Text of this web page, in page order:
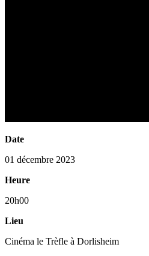
Date
01 décembre 2023
Heure
20h00
Lieu
Cinéma le Trèfle à Dorlisheim